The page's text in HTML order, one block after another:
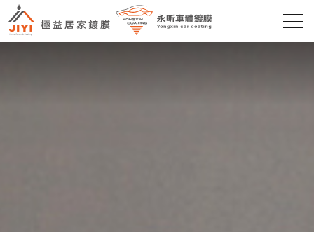
根據你的浴室大小和風格，為你
提供最適合的鍍膜方案